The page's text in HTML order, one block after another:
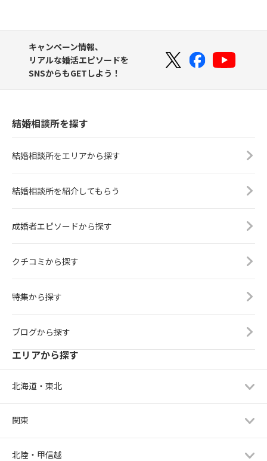
キャンペーン情報、
リアルな婚活エピソードを
SNSからもGETしよう！
結婚相談所を探す
結婚相談所をエリアから探す
結婚相談所を紹介してもらう
成婚者エピソードから探す
クチコミから探す
特集から探す
ブログから探す
エリアから探す
北海道・東北
関東
北陸・甲信越